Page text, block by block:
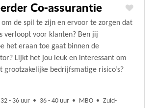
Co-assurantie
de spil te zijn en ervoor te zorgen dat
verloopt voor klanten? Ben jij
het eraan toe gaat binnen de
Lijkt het jou leuk en interessant om
grootzakelijke bedrijfsmatige risico’s?
32 - 36 uur 36 - 40 uur MBO
Zuid-